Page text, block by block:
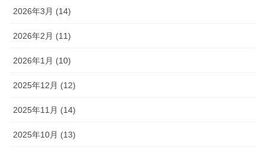
2026年3月 (14)
2026年2月 (11)
2026年1月 (10)
2025年12月 (12)
2025年11月 (14)
2025年10月 (13)